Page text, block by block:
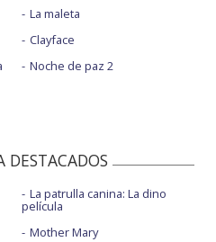
La maleta
Clayface
Noche de paz 2
DESTACADOS
La patrulla canina: La dino
película
Mother Mary